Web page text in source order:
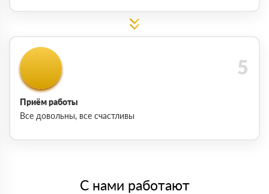
Приём работы
Все довольны, все счастливы
С нами работают